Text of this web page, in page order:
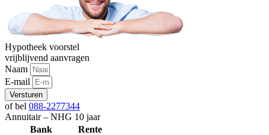
Hypotheek voorstel
vrijblijvend aanvragen
Naam
E-mail
Versturen
of bel 088-2277344
Annuitair – NHG 10 jaar
Bank
Rente